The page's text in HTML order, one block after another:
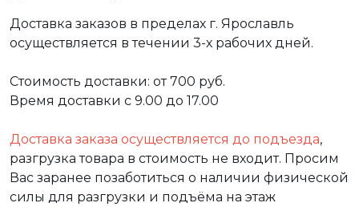
Доставка заказов в пределах г. Ярославль
осуществляется в течении 3-х рабочих дней.
Стоимость доставки: от 700 руб.
Время доставки с 9.00 до 17.00
Доставка заказа осуществляется до подъезда,
разгрузка товара в стоимость не входит. Просим
Вас заранее позаботиться о наличии физической
силы для разгрузки и подъёма на этаж